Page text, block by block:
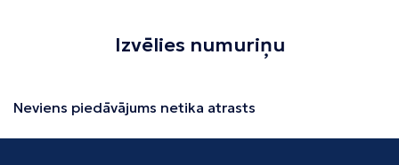
Izvēlies numuriņu
Neviens piedāvājums netika atrasts